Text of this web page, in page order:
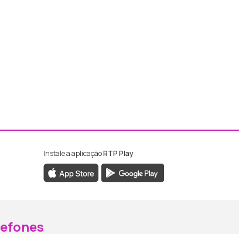
da RTP Madeira
da RTP Madeira
Instale a aplicaçãoRTP Play